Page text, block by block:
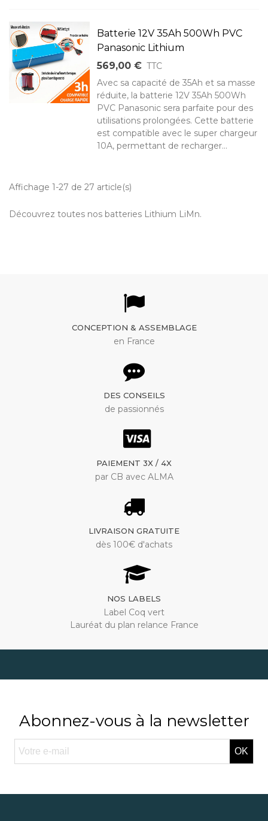
Batterie 12V 35Ah 500Wh PVC
Panasonic Lithium
569,00 € TTC
Avec sa capacité de 35Ah et sa masse
réduite, la batterie 12V 35Ah 500Wh
PVC Panasonic sera parfaite pour des
utilisations prolongées. Cette batterie
est compatible avec le super chargeur
10A, permettant de recharger...
Affichage 1-27 de 27 article(s)
Découvrez toutes nos batteries Lithium LiMn.
CONCEPTION & ASSEMBLAGE
en France
DES CONSEILS
de passionnés
PAIEMENT 3X / 4X
par CB avec ALMA
LIVRAISON GRATUITE
dès 100€ d'achats
NOS LABELS
Label Coq vert
Lauréat du plan relance France
Abonnez-vous à la newsletter
OK